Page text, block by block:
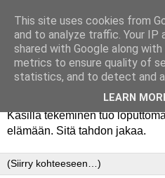
Käsillä tekeminen tuo
elämään. Sitä tahdon jakaa.
This site uses cookies from
and to analyze traffic. Your IP
shared with Google along
metrics to ensure quality of
statistics, and to detect and
LEARN